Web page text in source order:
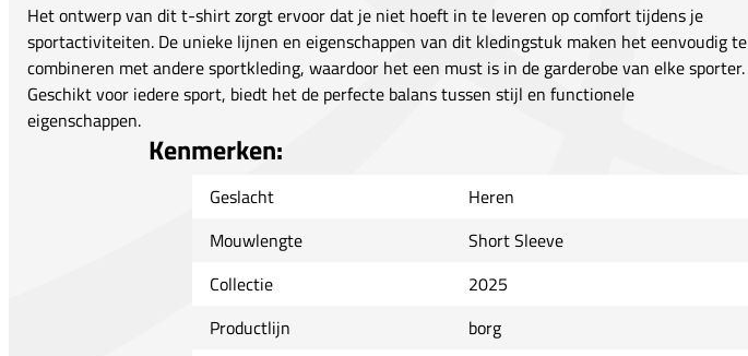
Het ontwerp van dit t-shirt zorgt ervoor dat je niet hoeft in te leveren op comfort tijdens je
sportactiviteiten. De unieke lijnen en eigenschappen van dit kledingstuk maken het eenvoudig te
combineren met andere sportkleding, waardoor het een must is in de garderobe van elke sporter.
Geschikt voor iedere sport, biedt het de perfecte balans tussen stijl en functionele
eigenschappen.
Kenmerken:
Geslacht
Heren
Mouwlengte
Short Sleeve
Collectie
2025
Productlijn
borg